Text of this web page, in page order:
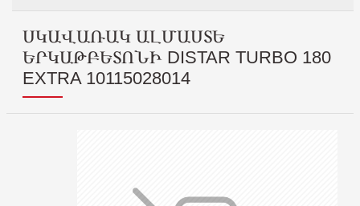
ՍԿԱՎԱՌԱԿ ԱԼՄԱՍՏԵ
ԵՐԿԱԹԲԵՏՈՆԻ DISTAR TURBO 180
EXTRA 10115028014